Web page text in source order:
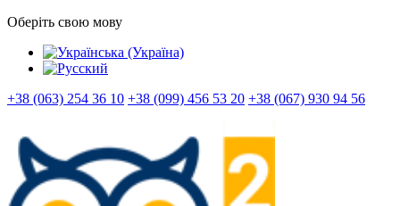
Оберіть свою мову
+38 (063) 254 36 10 +38 (099) 456 53 20 +38 (067) 930 94 56